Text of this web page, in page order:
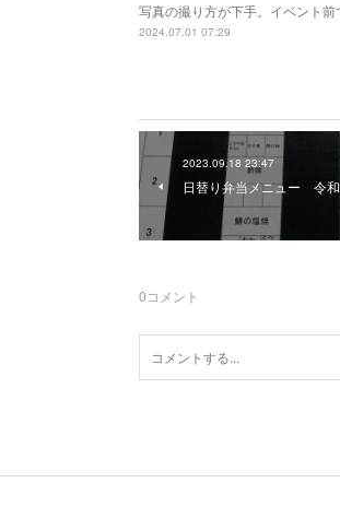
写真の撮り方が下手。イベント
2024.07.01 07:29
2023.09.18 23:47
日替り弁当メニュー 令
0コメント